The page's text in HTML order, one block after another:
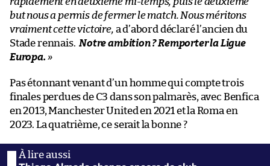
but nous a permis de fermer le match. Nous méritons
vraiment cette victoire, a d’abord déclaré l’ancien du
Stade rennais. Notre ambition ? Remporter la Ligue
Europa. »
Pas étonnant venant d’un homme qui compte trois
finales perdues de C3 dans son palmarès, avec Benfica
en 2013, Manchester United en 2021 et la Roma en
2023. La quatrième, ce serait la bonne ?